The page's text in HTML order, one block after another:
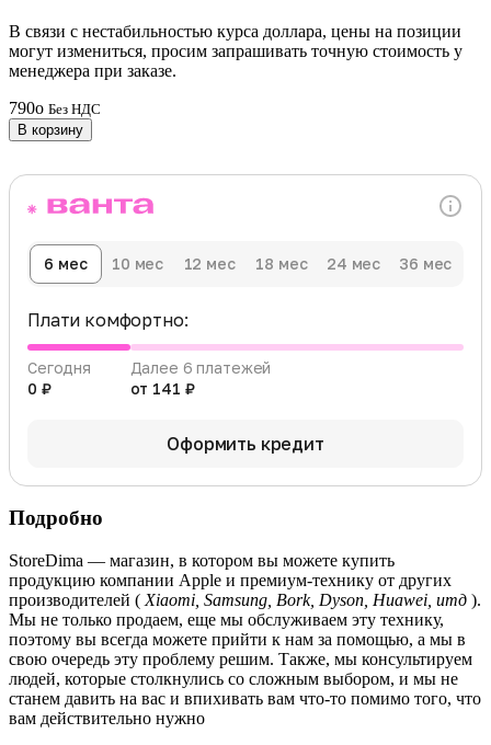
В связи с нестабильностью курса доллара, цены на позиции
могут измениться, просим запрашивать точную стоимость у
менеджера при заказе.
790o Без НДС
В корзину
6 мес 10 мес 12 мес 18 мес 24 мес 36 мес
Плати комфортно:
Сегодня
0 ₽
Далее 6 платежей
от 141 ₽
Оформить кредит
Подробно
StoreDima — магазин, в котором вы можете купить
продукцию компании Apple и премиум-технику от других
производителей ( Xiaomi, Samsung, Bork, Dyson, Huawei, итд ).
Мы не только продаем, еще мы обслуживаем эту технику,
поэтому вы всегда можете прийти к нам за помощью, а мы в
свою очередь эту проблему решим. Также, мы консультируем
людей, которые столкнулись со сложным выбором, и мы не
станем давить на вас и впихивать вам что-то помимо того, что
вам действительно нужно